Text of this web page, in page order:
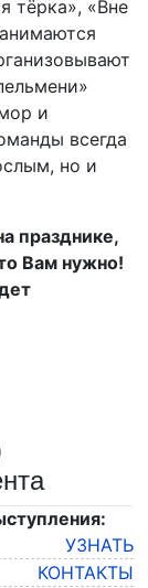
тёрка», «Вне
и
всегда
но и
празднике,
Вам нужно!
УЗНАТЬ
КОНТАКТЫ